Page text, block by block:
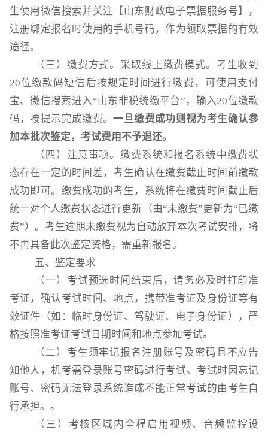
生使用微信搜索并关注【山东财政电子票据服务号】，
注册绑定报名时使用的手机号码，作为领取票据的有效
途径。
（三）缴费方式。采取线上缴费模式。考生收到
20位缴款码短信后按规定时间进行缴费，可使用支付
宝、微信搜索进入“山东非税统缴平台”，输入20位缴款
码，按提示完成缴费。一旦缴费成功则视为考生确认参
加本批次鉴定，考试费用不予退还。
（四）注意事项。缴费系统和报名系统中缴费状
态存在一定的时间差，考生确认在缴费截止时间前缴款
成功即可。缴费成功的考生，系统将在缴费时间截止后
统一对个人缴费状态进行更新（由“未缴费”更新为“已缴
费”）。考生逾期未缴费视为自动放弃本次考试安排，将
不再具备此次鉴定资格，需重新报名。
五、鉴定要求
（一）考试预选时间结束后，请务必及时打印准
考证，确认考试时间、地点，携带准考证及身份证等有
效证件（如：临时身份证、驾驶证、电子身份证），严
格按照准考证考试日期时间和地点参加考试。
（二）考生须牢记报名注册账号及密码且不应告
知他人，机考需登录账号密码进行考试。考试时因忘记
账号、密码无法登录系统造成不能正常考试的由考生自
行承担。。
（三）考核区域内全程启用视频、音频监控设